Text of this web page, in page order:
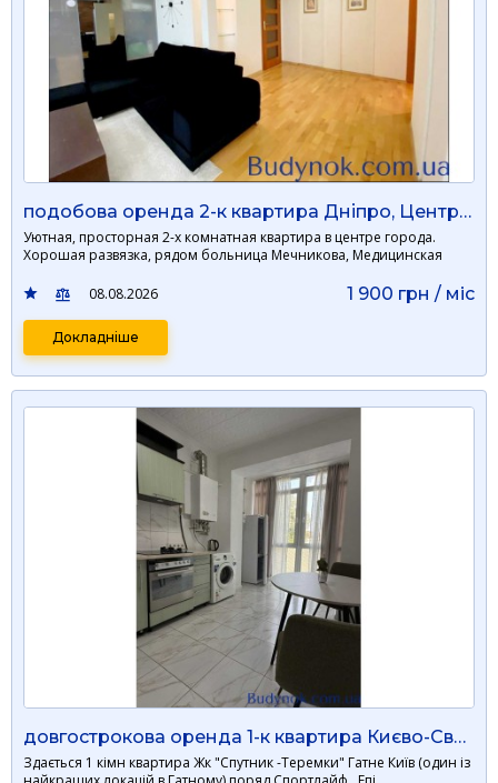
подобова оренда 2-к квартира Дніпро, Центральний, 1900 грн./добу
Уютная, просторная 2-х комнатная квартира в центре города.
Хорошая развязка, рядом больница Мечникова, Медицинская
08.08.2026
1 900 грн / мiс
Докладніше
довгострокова оренда 1-к квартира Києво-Святошинський, Гатне, 16500 грн./міс.
Здається 1 кімн квартира Жк "Спутник -Теремки" Гатне Київ (один із